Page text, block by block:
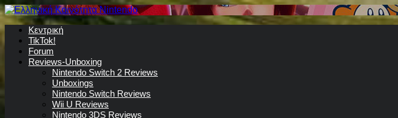
Κεντρική
TikTok!
Forum
Reviews-Unboxing
Nintendo Switch 2 Reviews
Unboxings
Nintendo Switch Reviews
Wii U Reviews
Nintendo 3DS Reviews